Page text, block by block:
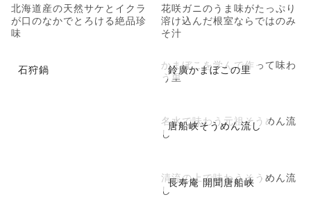
北海道産の天然サケとイクラ
が口のなかでとろける絶品珍
味
花咲ガニのうま味がたっぷり
溶け込んだ根室ならではのみ
そ汁
石狩鍋 鈴廣かまぼこの里
かまぼこを学んで作って味わ
う里
唐船峡そうめん流し
名水で味わう元祖そうめん流
し
長寿庵 開聞唐船峡
清流の上で味わうそうめん流
し